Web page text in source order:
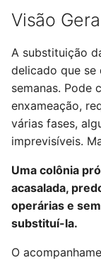
Visão
A substituição
delicado que se
semanas. Pode
enxameação,
várias fases,
imprevisíveis.
Uma colônia
acasalada,
operárias e
substituí-la.
O